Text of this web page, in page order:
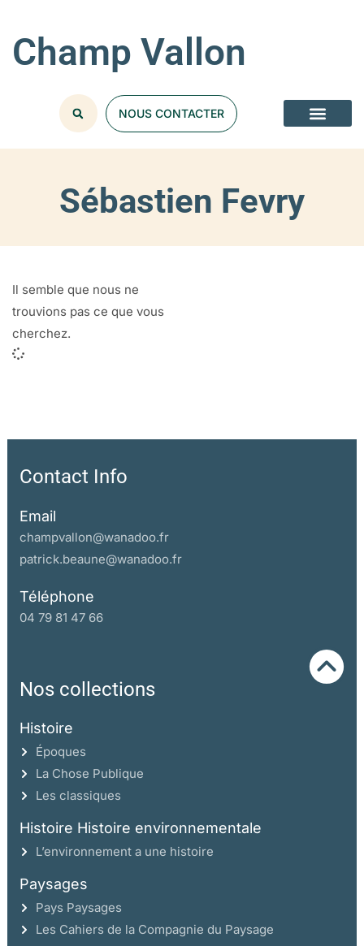
Champ Vallon
NOUS CONTACTER
Sébastien Fevry
Il semble que nous ne
trouvions pas ce que vous
cherchez.
Contact Info
Email
champvallon@wanadoo.fr
patrick.beaune@wanadoo.fr
Téléphone
04 79 81 47 66
Nos collections
Histoire
Époques
La Chose Publique
Les classiques
Histoire Histoire environnementale
L’environnement a une histoire
Paysages
Pays Paysages
Les Cahiers de la Compagnie du Paysage